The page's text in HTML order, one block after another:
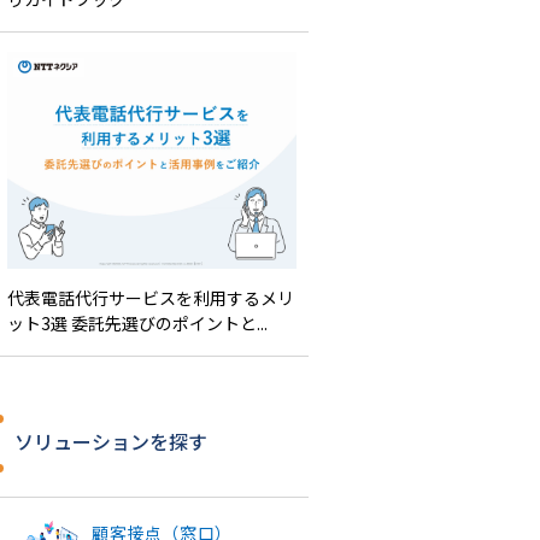
代表電話代行サービスを利用するメリ
ット3選 委託先選びのポイントと...
ソリューションを探す
顧客接点（窓口）